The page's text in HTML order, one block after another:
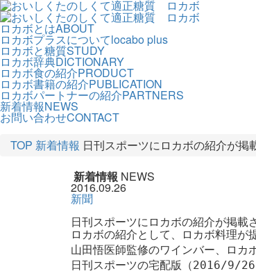
ロカボとはABOUT
ロカボプラスについてlocabo plus
ロカボと糖質STUDY
ロカボ辞典DICTIONARY
ロカボ食の紹介PRODUCT
ロカボ書籍の紹介PUBLICATION
ロカボパートナーの紹介PARTNERS
新着情報NEWS
お問い合わせCONTACT
TOP 新着情報 日刊スポーツにロカボの紹介が掲
新着情報 NEWS
2016.09.26
新聞
日刊スポーツにロカボの紹介が掲載
ロカボの紹介として、ロカボ料理が
山田悟医師監修のワインバー、ロカ
日刊スポーツの宅配版（2016/9/26